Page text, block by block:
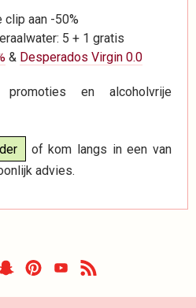
clip aan -50%
5 + 1 gratis
& Desperados Virgin 0.0
en alcoholvrije
of kom langs in een van
advies.